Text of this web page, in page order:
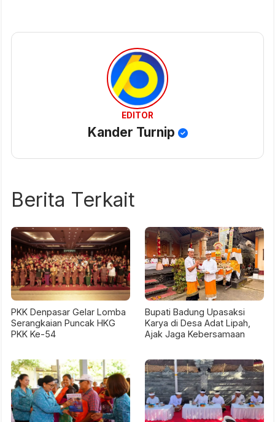
EDITOR
Kander Turnip
Berita Terkait
PKK Denpasar Gelar Lomba
Serangkaian Puncak HKG
PKK Ke-54
Bupati Badung Upasaksi
Karya di Desa Adat Lipah,
Ajak Jaga Kebersamaan